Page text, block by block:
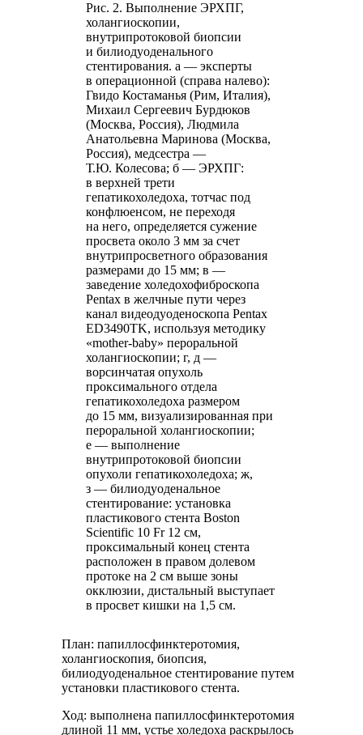
Рис. 2. Выполнение ЭРХПГ,
холангиоскопии,
внутрипротоковой биопсии
и билиодуоденального
стентирования. а — эксперты
в операционной (справа налево):
Гвидо Костаманья (Рим, Италия),
Михаил Сергеевич Бурдюков
(Москва, Россия), Людмила
Анатольевна Маринова (Москва,
Россия), медсестра —
Т.Ю. Колесова; б — ЭРХПГ:
в верхней трети
гепатикохоледоха, тотчас под
конфлюенсом, не переходя
на него, определяется сужение
просвета около 3 мм за счет
внутрипросветного образования
размерами до 15 мм; в —
заведение холедохофиброскопа
Pentax в желчные пути через
канал видеодуоденоскопа Pentax
ED3490TK, используя методику
«mother-baby» пероральной
холангиоскопии; г, д —
ворсинчатая опухоль
проксимального отдела
гепатикохоледоха размером
до 15 мм, визуализированная при
пероральной холангиоскопии;
е — выполнение
внутрипротоковой биопсии
опухоли гепатикохоледоха; ж,
з — билиодуоденальное
стентирование: установка
пластикового стента Boston
Scientific 10 Fr 12 см,
проксимальный конец стента
расположен в правом долевом
протоке на 2 см выше зоны
окклюзии, дистальный выступает
в просвет кишки на 1,5 см.
План: папиллосфинктеротомия,
холангиоскопия, биопсия,
билиодуоденальное стентирование путем
установки пластикового стента.
Ход: выполнена папиллосфинктеротомия
длиной 11 мм, устье холедоха раскрылось